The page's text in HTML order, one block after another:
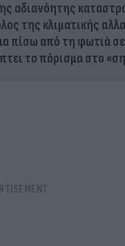
αδιανόητης
της κλιματικής
πίσω από τη φωτιά
το πόρισμα στο